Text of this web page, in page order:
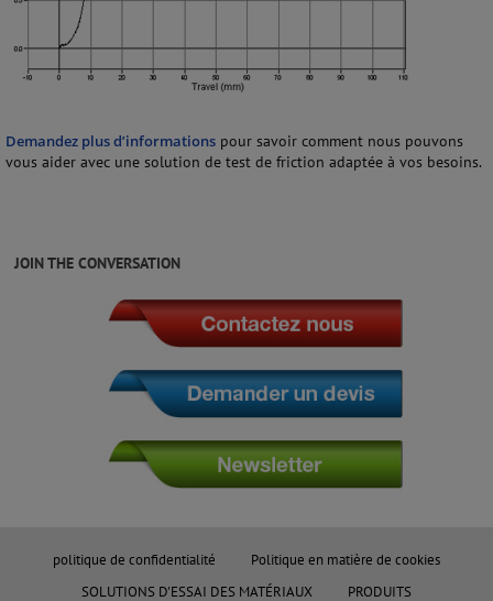
Demandez plus d’informations pour savoir comment nous pouvons
vous aider avec une solution de test de friction adaptée à vos besoins.
JOIN THE CONVERSATION
politique de confidentialité
Politique en matière de cookies
SOLUTIONS D'ESSAI DES MATÉRIAUX
PRODUITS